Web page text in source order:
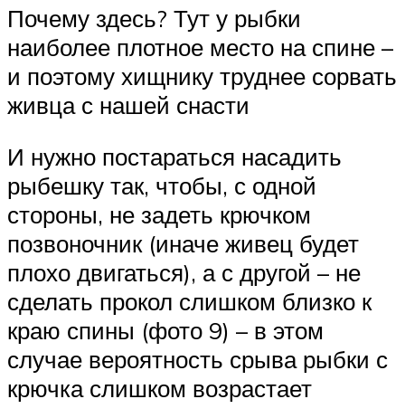
Почему здесь? Тут у рыбки
наиболее плотное место на спине –
и поэтому хищнику труднее сорвать
живца с нашей снасти
И нужно постараться насадить
рыбешку так, чтобы, с одной
стороны, не задеть крючком
позвоночник (иначе живец будет
плохо двигаться), а с другой – не
сделать прокол слишком близко к
краю спины (фото 9) – в этом
случае вероятность срыва рыбки с
крючка слишком возрастает